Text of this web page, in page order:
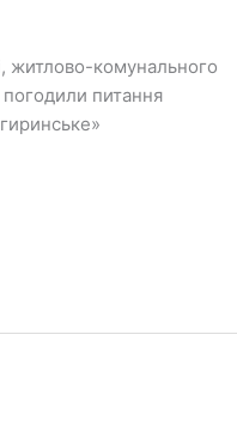
житлово-комунального
погодили питання